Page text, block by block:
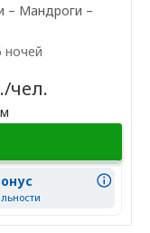
– Мандроги –
ночей
чел.